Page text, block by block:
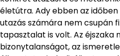
életútra. Ady ebben az
utazás számára nem csupán
tapasztalat is volt. Az éjszaka
bizonytalanságot, az